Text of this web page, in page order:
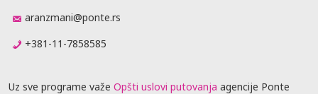
aranzmani@ponte.rs
+381-11-7858585
Uz sve programe važe Opšti uslovi putovanja agencije Ponte